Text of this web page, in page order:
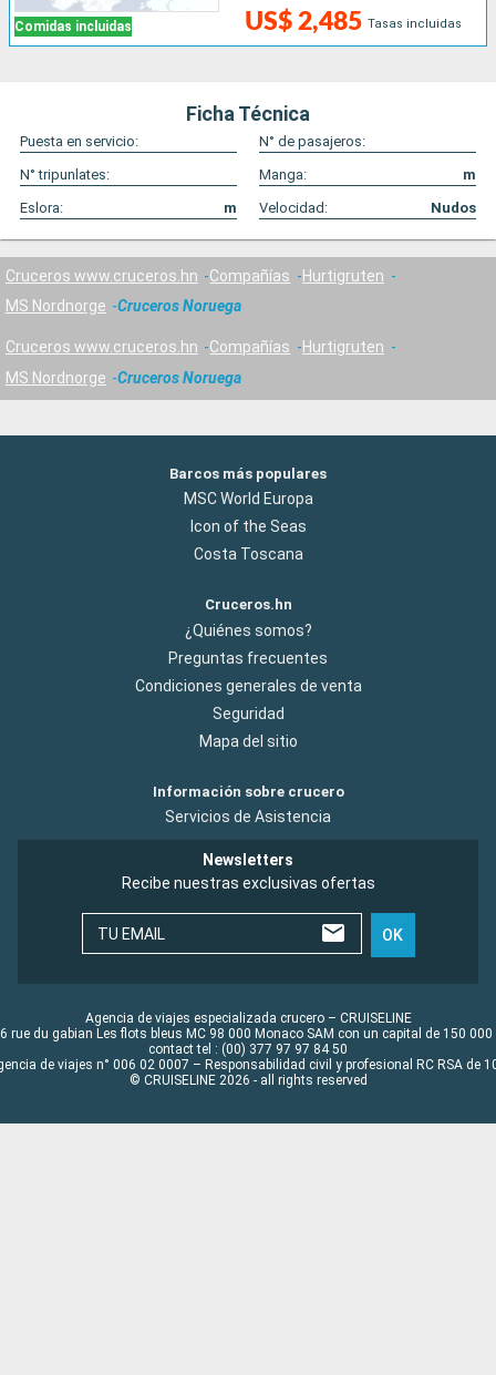
Comidas incluidas US$ 2,485 Tasas incluidas
Ficha Técnica
Puesta en servicio:
N° de pasajeros:
N° tripunlates:
Manga:
m
Eslora:
m Velocidad: Nudos
Cruceros www.cruceros.hn Compañías
Hurtigruten
MS Nordnorge
Cruceros Noruega
Cruceros www.cruceros.hn Compañías
Hurtigruten
MS Nordnorge
Cruceros Noruega
Barcos más populares
MSC World Europa
Icon of the Seas
Costa Toscana
Cruceros.hn
¿Quiénes somos?
Preguntas frecuentes
Condiciones generales de venta
Seguridad
Mapa del sitio
Información sobre crucero
Servicios de Asistencia
Newsletters
Recibe nuestras exclusivas ofertas
TU EMAIL OK
Agencia de viajes especializada crucero – CRUISELINE
rue du gabian Les flots bleus MC 98 000 Monaco SAM con un capital de 150 000
contact tel : (00) 377 97 97 84 50
de viajes n° 006 02 0007 – Responsabilidad civil y profesional RC RSA de
© CRUISELINE 2026 - all rights reserved